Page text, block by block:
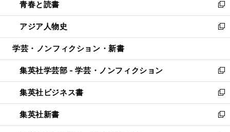
で
開
く
ド
ウ
で
開
ィ
ン
ド
ウ
開
く
い
ウ
ィ
ン
ウ
で
開
く
青春と読書
新
し
い
ウ
ン
ド
ウ
で
開
く
アジア人物史
新
し
ウ
ィ
ン
ド
ウ
で
開
学芸・ノンフィクション・新書
集英社学芸部 - 学芸・ノンフィクション
新
し
い
ウ
ィ
ン
集英社ビジネス書
新
し
い
ウ
集英社新書
新
し